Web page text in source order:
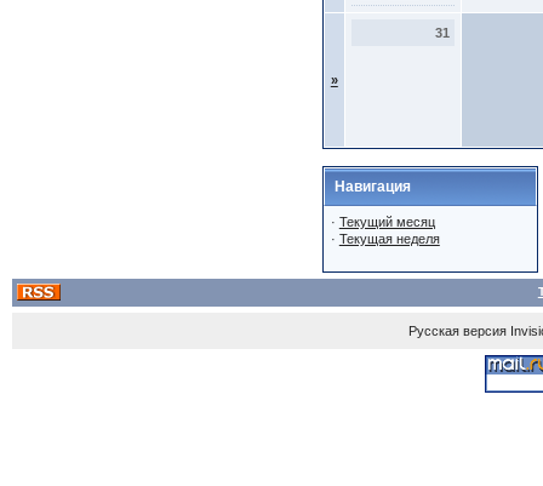
»
31
Навигация
· Текущий месяц
· Текущая неделя
Русская версия